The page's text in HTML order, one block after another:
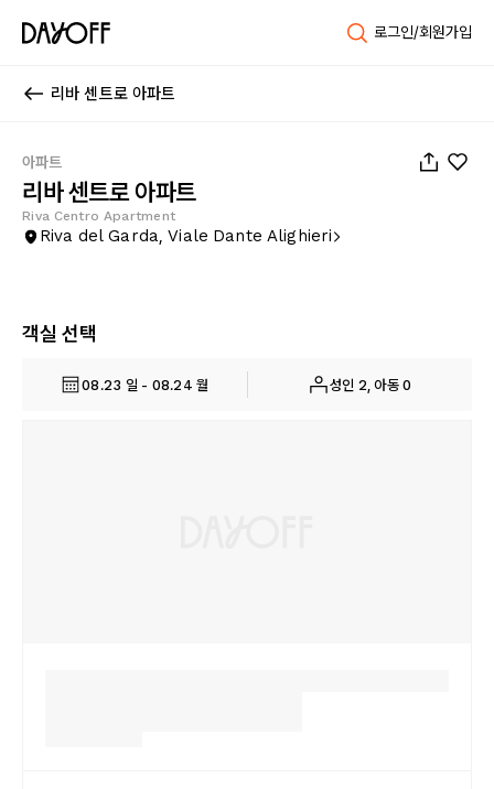
로그인/회원가입
리바 센트로 아파트
아파트
리바 센트로 아파트
Riva Centro Apartment
Riva del Garda, Viale Dante Alighieri
객실 선택
08.23 일 - 08.24 월 성인 2, 아동 0